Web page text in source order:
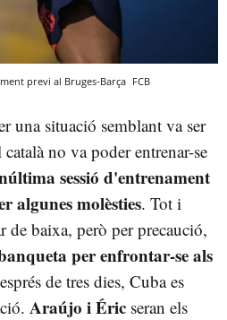
previ al Bruges-Barça FCB
una situació semblant va ser
no va poder entrenar-se
sessió d'entrenament
algunes molèsties. Tot i
de baixa, però per precaució,
per enfrontar-se als
de tres dies, Cuba es
Araújo i Éric seran els